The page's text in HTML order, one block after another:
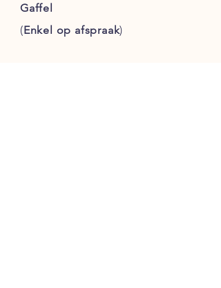
Gaffel
(Enkel op afspraak)